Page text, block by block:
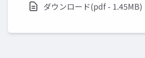
ダウンロード(pdf - 1.45MB)